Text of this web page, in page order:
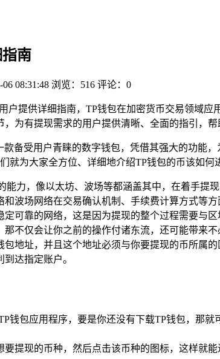
南
06 08:31:48 浏览：516 评论：0
户提供详细指南，TP钱包在加密货币交易领域
为有提现需求的用户提供清晰、全面的指引，
备受用户青睐的数字钱包，凭借其强大的功能
为大家全方位、详细地介绍TP钱包的币该如何
能力，像以太坊、波场等都涵盖其中，在着手
波场网络在交易确认机制、手续费计算方式等方
可靠的网络，这是因为提现的整个过程需要与
不仅会让你之前的操作付诸东流，还可能带来不
包地址，并且这个地址必须与你要提现的币所属
达指定账户。
钱包应用程序，要是你还没有下载TP钱包，那
要提现的币种，然后点击该币种的图标，这样就